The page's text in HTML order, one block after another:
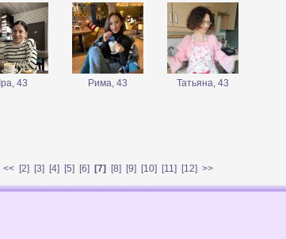
Іра, 43 Рима, 43 Татьяна, 43
<<[2] [3] [4] [5] [6] [7] [8] [9] [10] [11] [12] >>